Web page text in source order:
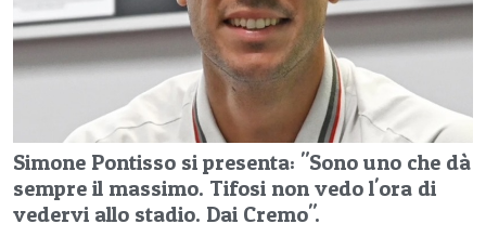
Simone Pontisso si presenta: "Sono uno che dà
sempre il massimo. Tifosi non vedo l'ora di
vedervi allo stadio. Dai Cremo".